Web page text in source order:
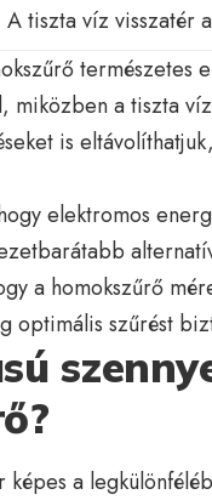
A tiszta víz visszatér
természetes
miközben a tiszta
is
elektromos
a homokszűrő
optimális szűrést
a